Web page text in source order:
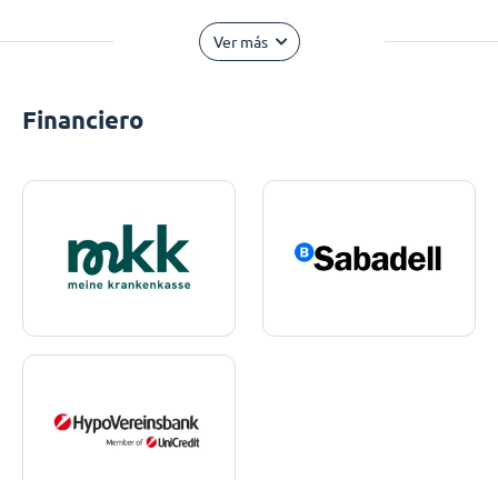
Ver más
Financiero